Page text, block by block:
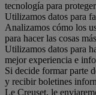
tecnología para
Utilizamos datos para
Analizamos cómo los
para hacer las cosas
Utilizamos datos para
mejor experiencia e
Si decide formar parte
y recibir boletines
Le Creuset, le